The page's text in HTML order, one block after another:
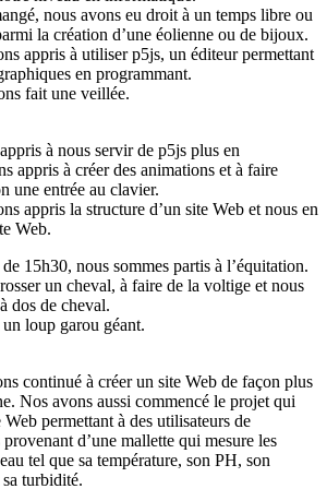
nous avons eu droit à un temps libre ou
la création d’une éolienne ou de bijoux.
appris à utiliser p5js, un éditeur permettant
en programmant.
fait une veillée.
à nous servir de p5js plus en
appris à créer des animations et à faire
une entrée au clavier.
appris la structure d’un site Web et nous en
Web.
15h30, nous sommes partis à l’équitation.
un cheval, à faire de la voltige et nous
dos de cheval.
loup garou géant.
continué à créer un site Web de façon plus
Nos avons aussi commencé le projet qui
permettant à des utilisateurs de
d’une mallette qui mesure les
tel que sa température, son PH, son
turbidité.